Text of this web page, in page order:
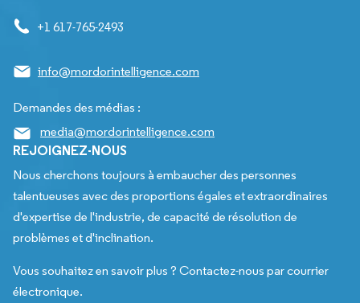
+1 617-765-2493
info@mordorintelligence.com
Demandes des médias :
media@mordorintelligence.com
REJOIGNEZ-NOUS
Nous cherchons toujours à embaucher des personnes
talentueuses avec des proportions égales et extraordinaires
d'expertise de l'industrie, de capacité de résolution de
problèmes et d'inclination.
Vous souhaitez en savoir plus ? Contactez-nous par courrier
électronique.